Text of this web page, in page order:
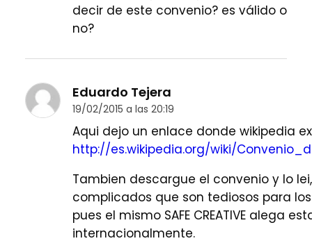
decir de este convenio? es válido o
no?
Eduardo Tejera
19/02/2015 a las 20:19
Aqui dejo un enlace donde wikipedia
http://es.wikipedia.org/wiki/
Tambien descargue el convenio y lo
complicados que son tediosos para
pues el mismo SAFE CREATIVE
internacionalmente.